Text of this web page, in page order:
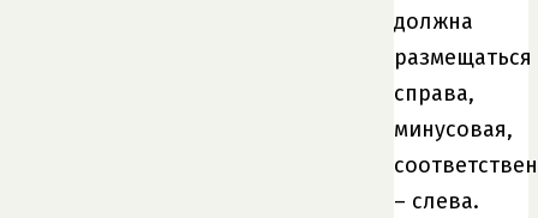
должна
размещаться
справа,
минусовая,
– слева.